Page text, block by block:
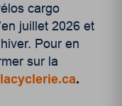
cargo
juillet 2026 et
Pour en
sur la
lacyclerie.ca.